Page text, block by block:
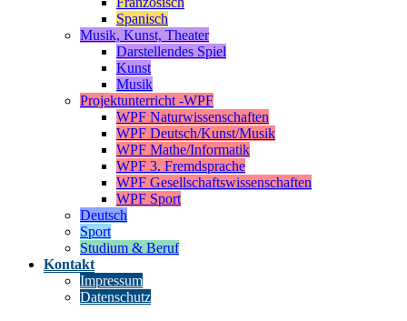
Spanisch
Musik, Kunst, Theater
Darstellendes Spiel
Kunst
Musik
Projektunterricht -WPF
WPF Naturwissenschaften
WPF Deutsch/Kunst/Musik
WPF Mathe/Informatik
WPF 3. Fremdsprache
WPF Gesellschaftswissenschaften
WPF Sport
Deutsch
Sport
Studium & Beruf
Kontakt
Impressum
Datenschutz